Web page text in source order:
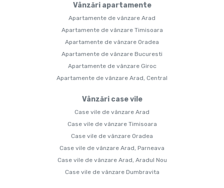
Vânzări apartamente
Apartamente de vânzare Arad
Apartamente de vânzare Timisoara
Apartamente de vânzare Oradea
Apartamente de vânzare Bucuresti
Apartamente de vânzare Giroc
Apartamente de vânzare Arad, Central
Vânzări case vile
Case vile de vânzare Arad
Case vile de vânzare Timisoara
Case vile de vânzare Oradea
Case vile de vânzare Arad, Parneava
Case vile de vânzare Arad, Aradul Nou
Case vile de vânzare Dumbravita